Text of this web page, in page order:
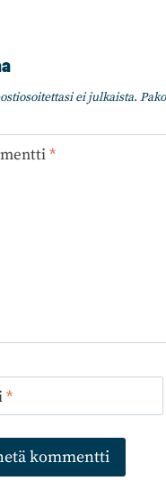
ei julkaista.
*
*